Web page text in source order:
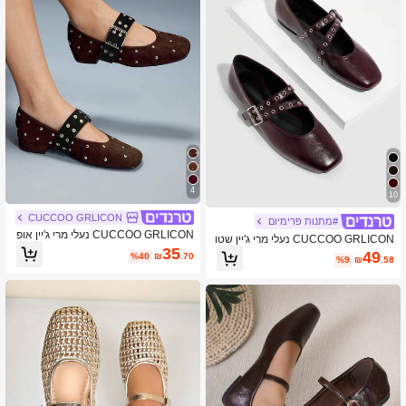
10
#מתנות פרימיום
CUCCOO GRLICON נעלי מרי ג'יין שטו
חות מעור אדום לנשים, בסגנון פאנק של
שנה למאה ה-20, מתאימות לאביב/קיץ,
₪49.58
%9
4
CUCCOO GRLICON
CUCCOO GRLICON נעלי מרי ג'יין אופ
נתיות עם נצנצים וטאץ' מרובעות
₪35.70
%40